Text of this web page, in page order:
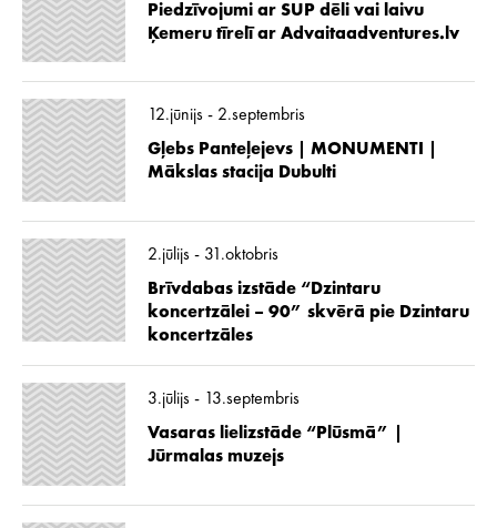
Piedzīvojumi ar SUP dēli vai laivu
Ķemeru tīrelī ar Advaitaadventures.lv
12.jūnijs - 2.septembris
Gļebs Panteļejevs | MONUMENTI |
Mākslas stacija Dubulti
2.jūlijs - 31.oktobris
Brīvdabas izstāde “Dzintaru
koncertzālei – 90” skvērā pie Dzintaru
koncertzāles
3.jūlijs - 13.septembris
Vasaras lielizstāde “Plūsmā” |
Jūrmalas muzejs